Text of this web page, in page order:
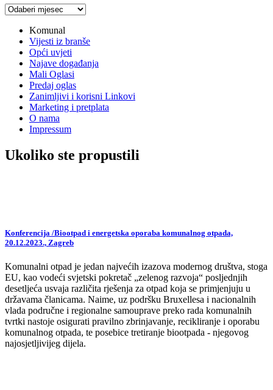
Arhiva
Komunal
Vijesti iz branše
Opći uvjeti
Najave događanja
Mali Oglasi
Predaj oglas
Zanimljivi i korisni Linkovi
Marketing i pretplata
O nama
Impressum
Ukoliko ste propustili
Konferencija /Biootpad i energetska oporaba komunalnog otpada,
20.12.2023., Zagreb
Komunalni otpad je jedan najvećih izazova modernog društva, stoga
EU, kao vodeći svjetski pokretač „zelenog razvoja“ posljednjih
desetljeća usvaja različita rješenja za otpad koja se primjenjuju u
državama članicama. Naime, uz podršku Bruxellesa i nacionalnih
vlada područne i regionalne samouprave preko rada komunalnih
tvrtki nastoje osigurati pravilno zbrinjavanje, recikliranje i oporabu
komunalnog otpada, te posebice tretiranje biootpada - njegovog
najosjetljivijeg dijela.